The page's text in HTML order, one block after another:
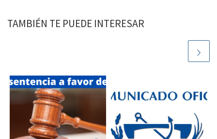
TAMBIÉN TE PUEDE INTERESAR